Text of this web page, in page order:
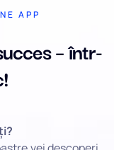
APP
– într-